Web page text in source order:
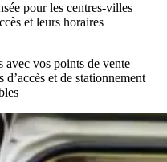
pour les centres-villes
et leurs horaires
vos points de vente
et de stationnement